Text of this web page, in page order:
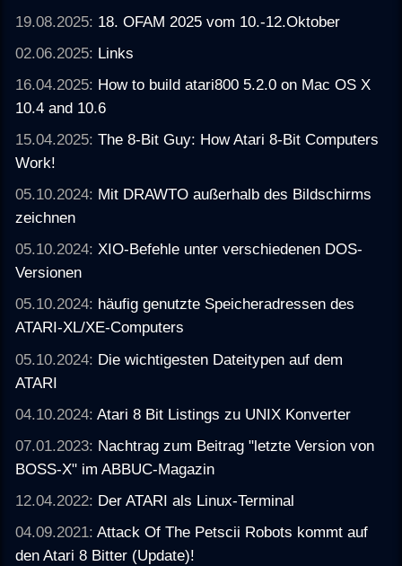
19.08.2025: 18. OFAM 2025 vom 10.-12.Oktober
02.06.2025: Links
16.04.2025: How to build atari800 5.2.0 on Mac OS X
10.4 and 10.6
15.04.2025:The 8-Bit Guy: How Atari 8-Bit Computers
Work!
05.10.2024: Mit DRAWTO außerhalb des Bildschirms
zeichnen
05.10.2024:XIO-Befehle unter verschiedenen DOS-
Versionen
05.10.2024: häufig genutzte Speicheradressen des
ATARI-XL/XE-Computers
05.10.2024: Die wichtigesten Dateitypen auf dem
ATARI
04.10.2024:Atari 8 Bit Listings zu UNIX Konverter
07.01.2023: Nachtrag zum Beitrag "letzte Version von
BOSS-X" im ABBUC-Magazin
12.04.2022: Der ATARI als Linux-Terminal
04.09.2021:Attack Of The Petscii Robots kommt auf
den Atari 8 Bitter (Update)!